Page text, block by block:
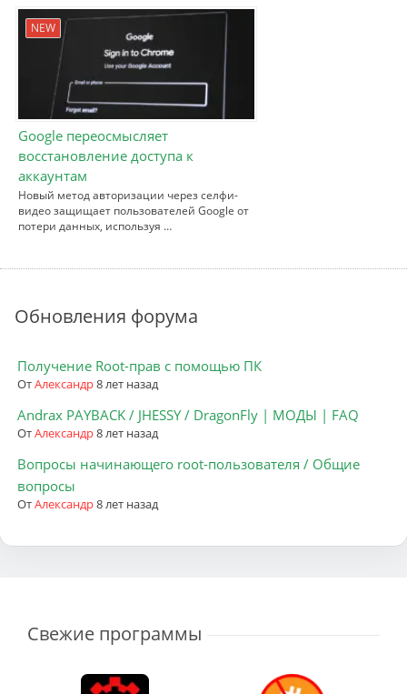
NEW
Google переосмысляет
восстановление доступа к
аккаунтам
Новый метод авторизации через селфи-
видео защищает пользователей Google от
потери данных, используя …
Обновления форума
Получение Root-прав с помощью ПК
ОтАлександр8 лет назад
Andrax PAYBACK / JHESSY / DragonFly | МОДЫ | FAQ
ОтАлександр8 лет назад
Вопросы начинающего root-пользователя / Общие
вопросы
ОтАлександр8 лет назад
Свежие программы